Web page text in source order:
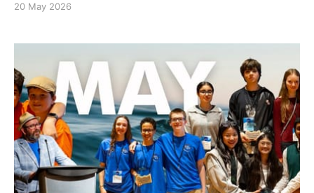
immersives pour les éducateurs et défis d’innovation
20 May 2026